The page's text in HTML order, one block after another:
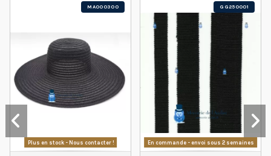
MA000300
Plus en stock - Nous contacter !
GG250001
En commande - envoi sous 2 semaines